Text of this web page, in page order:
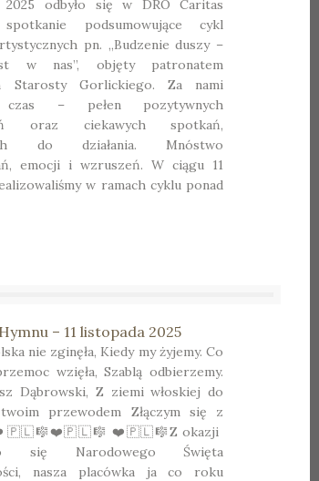
2025 odbyło się w DRO Caritas
podsumowujące cykl
pn. „Budzenie duszy –
w nas”, objęty patronatem
Starosty Gorlickiego. Za nami
czas – pełen pozytywnych
oraz ciekawych spotkań,
do działania. Mnóstwo
emocji i wzruszeń. W ciągu 11
w ramach cyklu ponad
– 11 listopada 2025
nie zginęła, Kiedy my żyjemy. Co
wzięła, Szablą odbierzemy.
Dąbrowski, Z ziemi włoskiej do
przewodem Złączym się z
❤️🇵🇱🎼Z okazji
się Narodowego Święta
nasza placówka ja co roku